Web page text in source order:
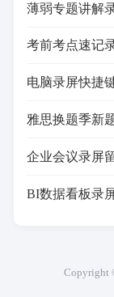
薄弱专题讲解
考前考点速记
电脑录屏快捷
雅思换题季新
企业会议录屏
BI数据看板录
Copyright